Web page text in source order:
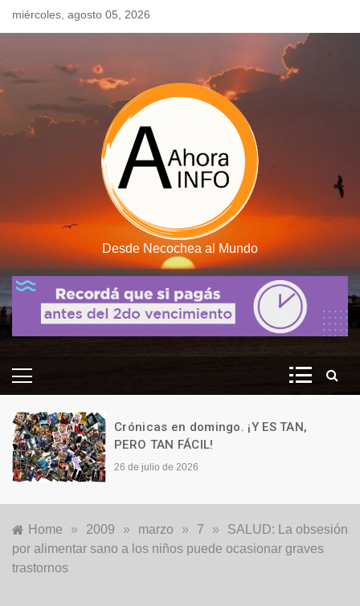
Skipmiércoles, agosto 05, 2026
Desde Necochea al Mundo
Crónicas en domingo. ¡Y ES TAN,
PERO TAN FÁCIL!
26 de julio de 2026
Home » 2009 » marzo » 7 »
SALUD: La obsesión
por alimentar sano a los niños puede ocasionar graves
trastornos